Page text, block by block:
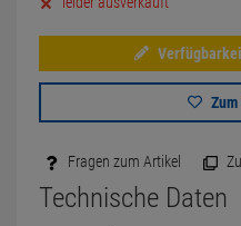
Fragen zum Artikel
Technische Daten